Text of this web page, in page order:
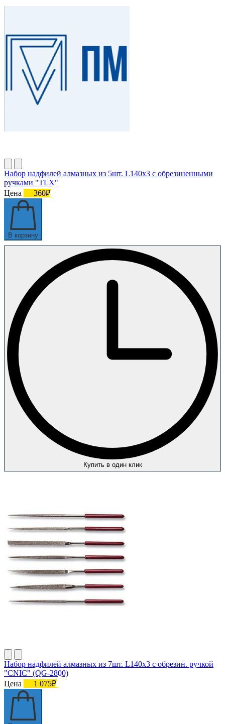
Набор надфилей алмазных из 5шт. L140х3 с обрезиненными
ручками "TLX"
Цена
360₽
В корзину
Купить в один клик
Набор надфилей алмазных из 7шт. L140х3 с обрезин. ручкой
"CNIC" (QG-2800)
Цена
1 075₽